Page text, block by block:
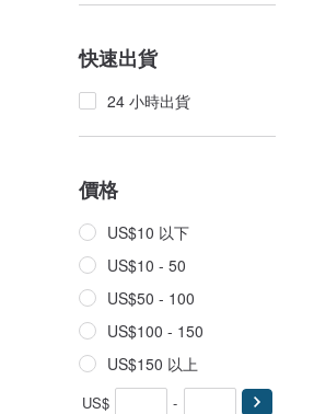
快速出貨
24 小時出貨
價格
US$10 以下
US$10 - 50
US$50 - 100
US$100 - 150
US$150 以上
US$ -